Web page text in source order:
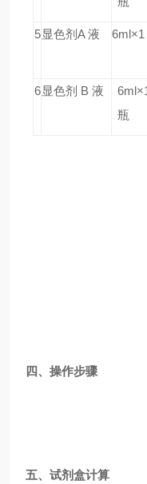
5显色剂A 液 6ml×1
6显色剂 B 液
瓶
四、操作步骤
五、试剂盒计算